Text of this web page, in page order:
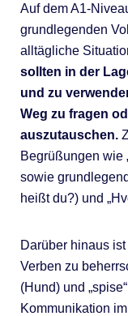
Auf dem A1-
grundlegenden
alltägliche
sollten in der
und zu
Weg zu fragen
auszutauschen.
Begrüßungen wie
sowie
heißt du?) und
Darüber hinaus
Verben zu
(Hund) und
Kommunikation